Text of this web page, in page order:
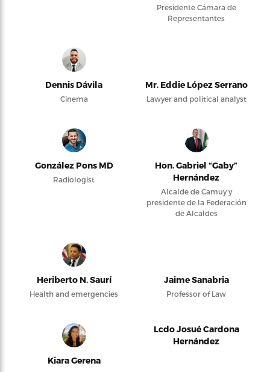
Presidente Cámara de
Representantes
Dennis Dávila
Cinema
Mr. Eddie López Serrano
Lawyer and political analyst
González Pons MD
Radiologist
Hon. Gabriel “Gaby”
Hernández
Alcalde de Camuy y
presidente de la Federación
de Alcaldes
Heriberto N. Saurí
Health and emergencies
Jaime Sanabria
Professor of Law
Kiara Gerena
Lcdo Josué Cardona
Hernández